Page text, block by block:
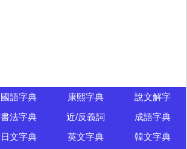
國語字典 康熙字典
說文解字
書法字典 近/反義詞
成語字典
日文字典 英文字典 韓文字典